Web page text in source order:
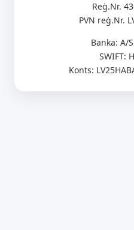
Reģ.Nr.
PVN reģ.Nr.
Banka: A/
SWIFT:
Konts: